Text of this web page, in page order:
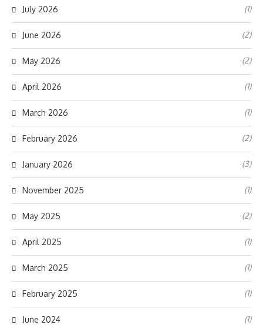
July 2026 (1)
June 2026 (2)
May 2026 (2)
April 2026 (1)
March 2026 (1)
February 2026 (2)
January 2026 (3)
November 2025 (1)
May 2025 (2)
April 2025 (1)
March 2025 (1)
February 2025 (1)
June 2024 (1)